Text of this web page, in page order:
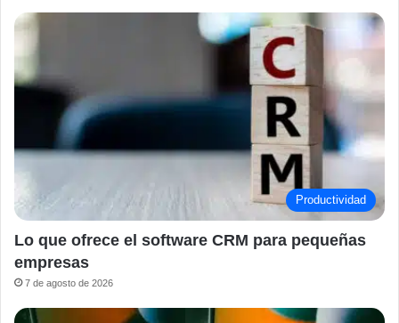
Productividad
Lo que ofrece el software CRM para pequeñas
empresas
7 de agosto de 2026